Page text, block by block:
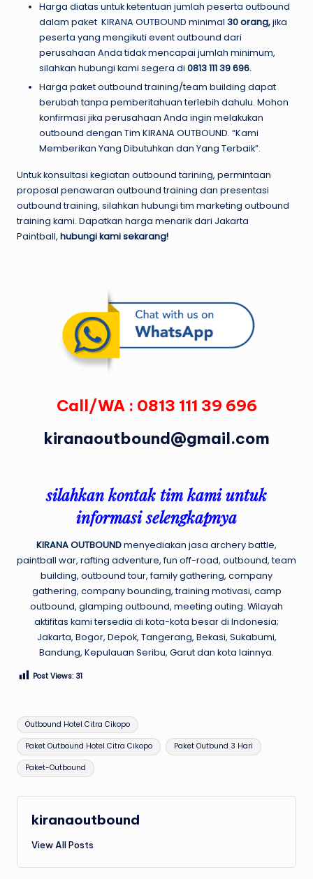
Harga diatas untuk ketentuan jumlah peserta outbound
dalam paket KIRANA OUTBOUND minimal 30 orang,jika
peserta yang mengikuti event outbound dari
perusahaan Anda tidak mencapai jumlah minimum,
silahkan hubungi kami segera di 0813 111 39 696.
Harga paket outbound training/team building dapat
berubah tanpa pemberitahuan terlebih dahulu. Mohon
konfirmasi jika perusahaan Anda ingin melakukan
outbound dengan Tim KIRANA OUTBOUND. “Kami
Memberikan Yang Dibutuhkan dan Yang Terbaik”.
Untuk konsultasi kegiatan outbound tarining, permintaan
proposal penawaran outbound training dan presentasi
outbound training, silahkan hubungi tim marketing outbound
training kami. Dapatkan harga menarik dari Jakarta
Paintball, hubungi kami sekarang!
Call/WA : 0813 111 39 696
kiranaoutbound@gmail.com
silahkan kontak tim kami untuk
informasi selengkapnya
KIRANA OUTBOUNDmenyediakan jasa archery battle,
paintball war, rafting adventure, fun off-road, outbound, team
building, outbound tour, family gathering, company
gathering, company bounding, training motivasi, camp
outbound, glamping outbound, meeting outing. Wilayah
aktifitas kami tersedia di kota-kota besar di Indonesia;
Jakarta, Bogor, Depok, Tangerang, Bekasi, Sukabumi,
Bandung, Kepulauan Seribu, Garut dan kota lainnya.
Post Views: 31
Tags:
Outbound Hotel Citra Cikopo
Paket Outbound Hotel Citra Cikopo Paket Outbund 3 Hari
Paket-Outbound
kiranaoutbound
View All Posts